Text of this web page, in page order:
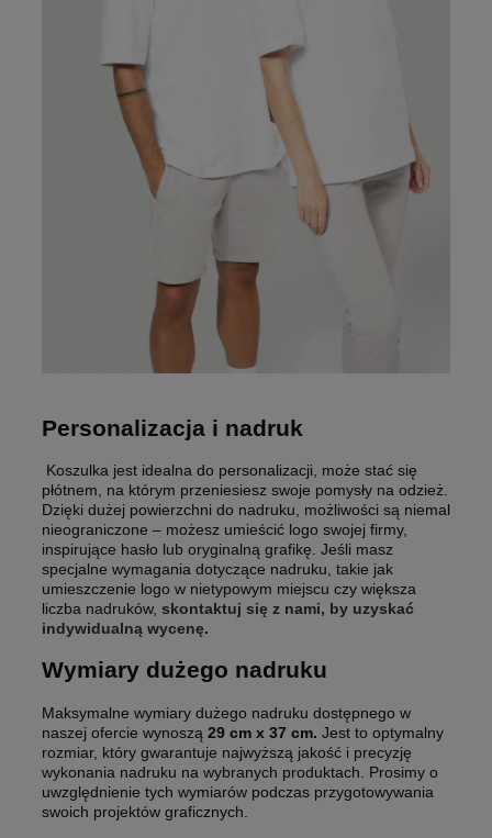
Personalizacja i nadruk
Koszulka jest idealna do personalizacji, może stać się
płótnem, na którym przeniesiesz swoje pomysły na odzież.
Dzięki dużej powierzchni do nadruku, możliwości są niemal
nieograniczone – możesz umieścić logo swojej firmy,
inspirujące hasło lub oryginalną grafikę. Jeśli masz
specjalne wymagania dotyczące nadruku, takie jak
umieszczenie logo w nietypowym miejscu czy większa
liczba nadruków, skontaktuj się z nami, by uzyskać
indywidualną wycenę.
Wymiary dużego nadruku
Maksymalne wymiary dużego nadruku dostępnego w
naszej ofercie wynoszą 29 cm x 37 cm. Jest to optymalny
rozmiar, który gwarantuje najwyższą jakość i precyzję
wykonania nadruku na wybranych produktach. Prosimy o
uwzględnienie tych wymiarów podczas przygotowywania
swoich projektów graficznych.